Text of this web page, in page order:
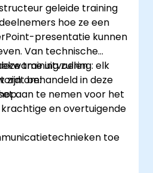
om data
specifieke cijfers
krachtig financieel
dat medewerkers en
geleide training
hoe ze een
presentatie kunnen
Van technische
uitvoering: elk
behandeld in deze
training zullen
zijn om:
aan te nemen voor het
en overtuigende
toe